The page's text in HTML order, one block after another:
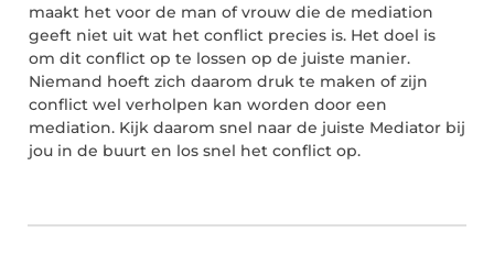
maakt het voor de man of vrouw die de mediation
geeft niet uit wat het conflict precies is. Het doel is
om dit conflict op te lossen op de juiste manier.
Niemand hoeft zich daarom druk te maken of zijn
conflict wel verholpen kan worden door een
mediation. Kijk daarom snel naar de juiste Mediator bij
jou in de buurt en los snel het conflict op.